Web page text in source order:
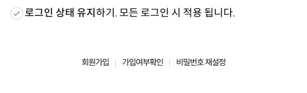
로그인 상태 유지하기. 모든 로그인 시 적용 됩니다.
회원가입 가입여부확인 비밀번호 재설정